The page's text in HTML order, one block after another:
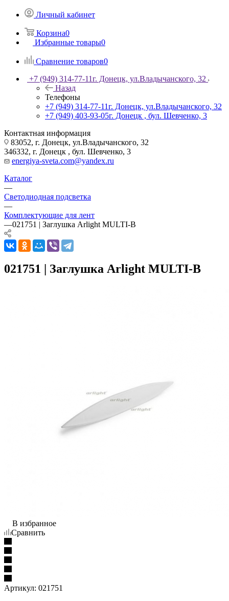
Личный кабинет
Корзина0
Избранные товары0
Сравнение товаров0
+7 (949) 314-77-11г. Донецк, ул.Владычанского, 32
Назад
Телефоны
+7 (949) 314-77-11г. Донецк, ул.Владычанского, 32
+7 (949) 403-93-05г. Донецк , бул. Шевченко, 3
Контактная информация
83052, г. Донецк, ул.Владычанского, 32
346332, г. Донецк , бул. Шевченко, 3
energiya-sveta.com@yandex.ru
Каталог
—
Светодиодная подсветка
—
Комплектующие для лент
—021751 | Заглушка Arlight MULTI-B
021751 | Заглушка Arlight MULTI-B
В избранное
Сравнить
Артикул: 021751